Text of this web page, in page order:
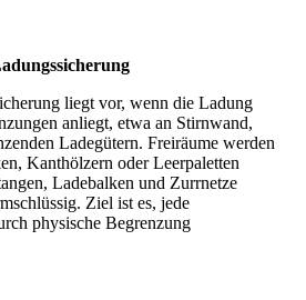
liegt vor, wenn die Ladung
anliegt, etwa an Stirnwand,
Ladegütern. Freiräume werden
Kanthölzern oder Leerpaletten
Ladebalken und Zurrnetze
Ziel ist es, jede
physische Begrenzung